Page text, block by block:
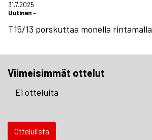
31.7.2025
Uutinen -
T15/13 porskuttaa monella rintamalla
Viimeisimmät ottelut
Ei otteluita
Ottelulista